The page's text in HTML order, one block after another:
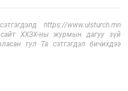
https://www.ulsturch.mn
ХХЗХ-ны журмын дагуу зүй
тул Та сэтгэгдэл бичихдээ